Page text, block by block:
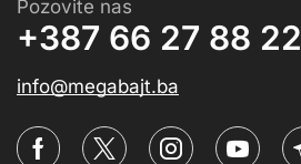
Pozovite nas
+387 66 27 88 22
info@megabajt.ba